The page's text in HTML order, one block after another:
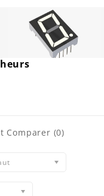
Comparer (0)